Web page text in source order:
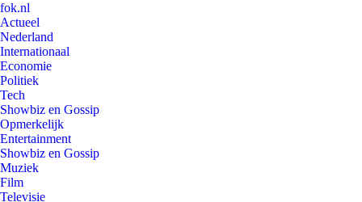
fok.nl
Actueel
Nederland
Internationaal
Economie
Politiek
Tech
Showbiz en Gossip
Opmerkelijk
Entertainment
Showbiz en Gossip
Muziek
Film
Televisie